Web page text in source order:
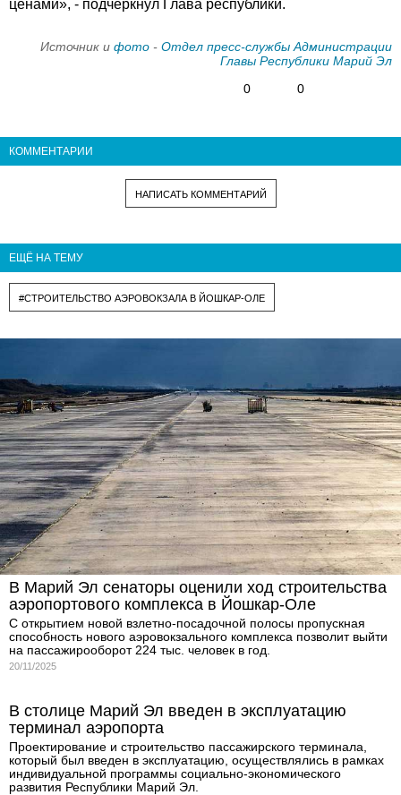
ценами», - подчеркнул Глава республики.
Источник и фото - Отдел пресс-службы Администрации
Главы Республики Марий Эл
0
0
КОММЕНТАРИИ
НАПИСАТЬ КОММЕНТАРИЙ
ЕЩЁ НА ТЕМУ
#СТРОИТЕЛЬСТВО АЭРОВОКЗАЛА В ЙОШКАР-ОЛЕ
В Марий Эл сенаторы оценили ход строительства
аэропортового комплекса в Йошкар-Оле
С открытием новой взлетно-посадочной полосы пропускная
способность нового аэровокзального комплекса позволит выйти
на пассажирооборот 224 тыс. человек в год.
20/11/2025
В столице Марий Эл введен в эксплуатацию
терминал аэропорта
Проектирование и строительство пассажирского терминала,
который был введен в эксплуатацию, осуществлялись в рамках
индивидуальной программы социально-экономического
развития Республики Марий Эл.